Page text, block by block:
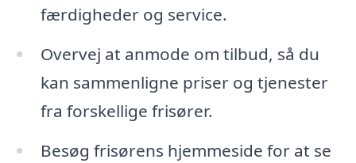
færdigheder og service.
Overvej at anmode om tilbud, så du
kan sammenligne priser og tjenester
fra forskellige frisører.
Besøg frisørens hjemmeside for at se